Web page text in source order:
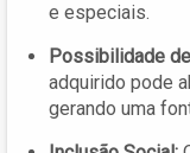
e especiais.
Possibilidade
adquirido pode
gerando uma